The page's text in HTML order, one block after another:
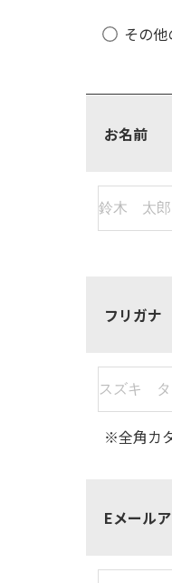
その
お名前
フリガナ
※全角カ
Eメール